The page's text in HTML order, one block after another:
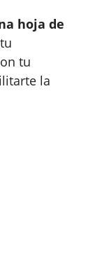
hoja de
tu
la